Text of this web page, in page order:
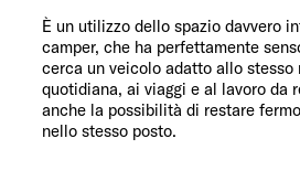
È un utilizzo dello spazio davvero
camper, che ha perfettamente
cerca un veicolo adatto allo stesso
quotidiana, ai viaggi e al lavoro da
anche la possibilità di restare
nello stesso posto.